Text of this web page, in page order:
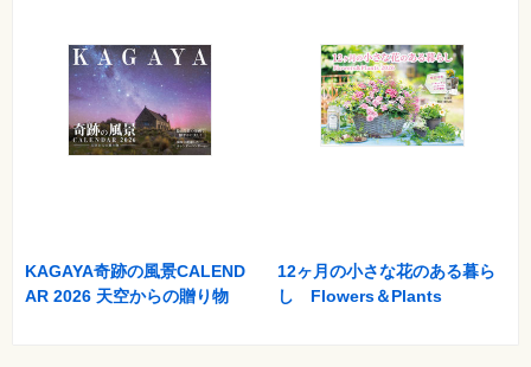
KAGAYA奇跡の風景CALEND
AR 2026 天空からの贈り物
12ヶ月の小さな花のある暮ら
し Flowers＆Plants